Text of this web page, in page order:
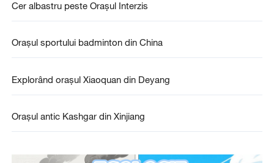
Cer albastru peste Orașul Interzis
Orașul sportului badminton din China
Explorând orașul Xiaoquan din Deyang
Orașul antic Kashgar din Xinjiang